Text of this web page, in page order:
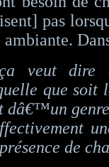
pas
veut dire
que
dâ€™un
de